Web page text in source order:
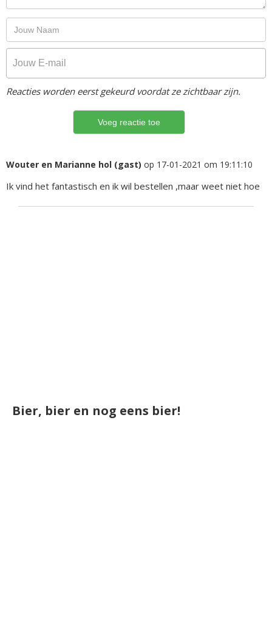
Reacties worden eerst gekeurd voordat ze zichtbaar zijn.
Wouter en Marianne hol (gast) op 17-01-2021 om 19:11:10
Ik vind het fantastisch en ik wil bestellen ,maar weet niet hoe
Bier, bier en nog eens bier!